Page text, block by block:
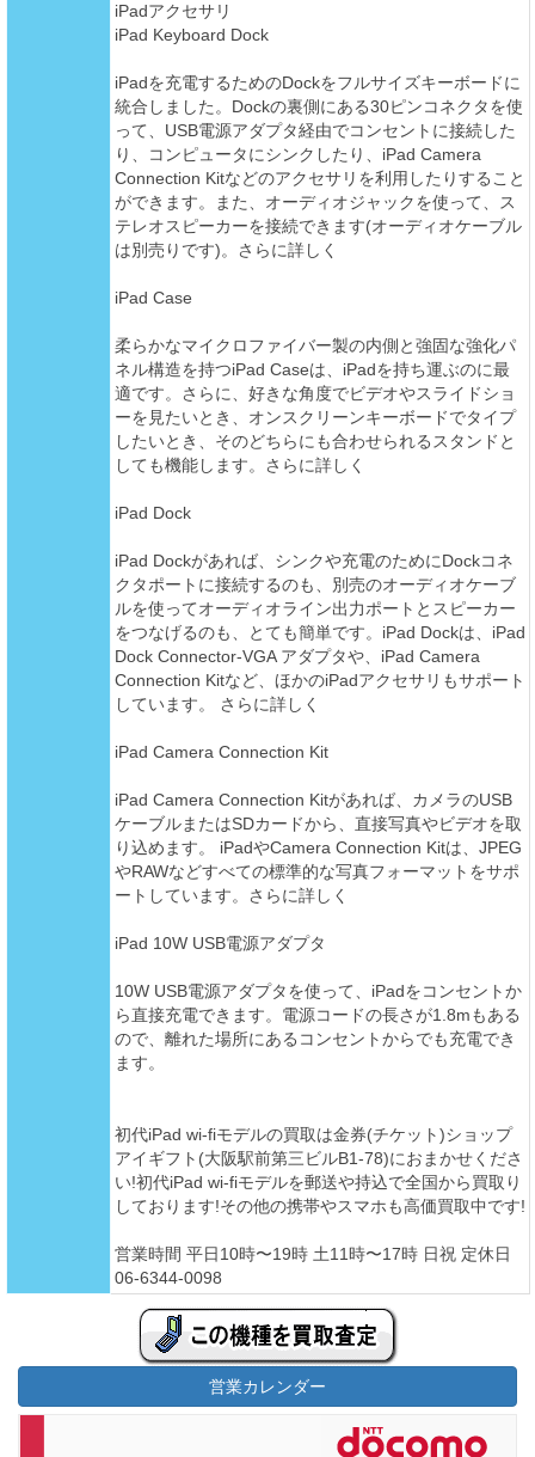
iPadアクセサリ
iPad Keyboard Dock
iPadを充電するためのDockをフルサイズキーボードに
統合しました。Dockの裏側にある30ピンコネクタを使
って、USB電源アダプタ経由でコンセントに接続した
り、コンピュータにシンクしたり、iPad Camera
Connection Kitなどのアクセサリを利用したりすること
ができます。また、オーディオジャックを使って、ス
テレオスピーカーを接続できます(オーディオケーブル
は別売りです)。さらに詳しく
iPad Case
柔らかなマイクロファイバー製の内側と強固な強化パ
ネル構造を持つiPad Caseは、iPadを持ち運ぶのに最
適です。さらに、好きな角度でビデオやスライドショ
ーを見たいとき、オンスクリーンキーボードでタイプ
したいとき、そのどちらにも合わせられるスタンドと
しても機能します。さらに詳しく
iPad Dock
iPad Dockがあれば、シンクや充電のためにDockコネ
クタポートに接続するのも、別売のオーディオケーブ
ルを使ってオーディオライン出力ポートとスピーカー
をつなげるのも、とても簡単です。iPad Dockは、iPad
Dock Connector-VGA アダプタや、iPad Camera
Connection Kitなど、ほかのiPadアクセサリもサポート
しています。 さらに詳しく
iPad Camera Connection Kit
iPad Camera Connection Kitがあれば、カメラのUSB
ケーブルまたはSDカードから、直接写真やビデオを取
り込めます。 iPadやCamera Connection Kitは、JPEG
やRAWなどすべての標準的な写真フォーマットをサポ
ートしています。さらに詳しく
iPad 10W USB電源アダプタ
10W USB電源アダプタを使って、iPadをコンセントか
ら直接充電できます。電源コードの長さが1.8mもある
ので、離れた場所にあるコンセントからでも充電でき
ます。
初代iPad wi-fiモデルの買取は金券(チケット)ショップ
アイギフト(大阪駅前第三ビルB1-78)におまかせくださ
い!初代iPad wi-fiモデルを郵送や持込で全国から買取り
しております!その他の携帯やスマホも高価買取中です!
営業時間 平日10時〜19時 土11時〜17時 日祝 定休日
06-6344-0098
営業カレンダー